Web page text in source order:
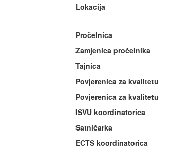
Lokacija
Pročelnica
Zamjenica pročelnika
Tajnica
Povjerenica za kvalitetu
Povjerenica za kvalitetu
ISVU koordinatorica
Satničarka
ECTS koordinatorica